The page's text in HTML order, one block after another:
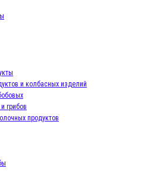
и колбасных изделий
грибов
продуктов